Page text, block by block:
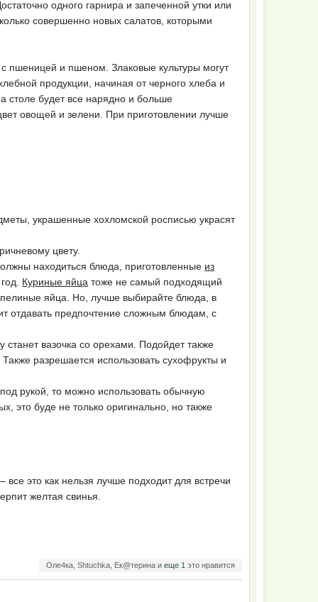
одного гарнира и запеченной утки или
совершенно новых салатов, которыми
пшеницей и пшеном. Злаковые культуры могут
продукции, начиная от черного хлеба и
столе будет все нарядно и больше
овощей и зелени. При приготовлении лучше
украшенные хохломской росписью украсят
цвету.
находиться блюда, приготовленные из
Куриные яйца тоже не самый подходящий
яйца. Но, лучше выбирайте блюда, в
отдавать предпочтение сложным блюдам, с
вазочка со орехами. Подойдет также
разрешается использовать сухофрукты и
рукой, то можно использовать обычную
это буде не только оригинально, но также
это как нельзя лучше подходит для встречи
желтая свинья.
Оле4ка, Shtuchka, Ек@терина и еще 1 это нравится